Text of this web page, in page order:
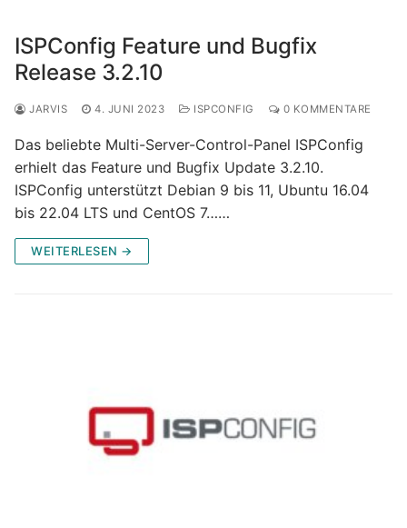
ISPConfig Feature und Bugfix
Release 3.2.10
JARVIS 4. JUNI 2023 ISPCONFIG 0 KOMMENTARE
Das beliebte Multi-Server-Control-Panel ISPConfig
erhielt das Feature und Bugfix Update 3.2.10.
ISPConfig unterstützt Debian 9 bis 11, Ubuntu 16.04
bis 22.04 LTS und CentOS 7……
WEITERLESEN →